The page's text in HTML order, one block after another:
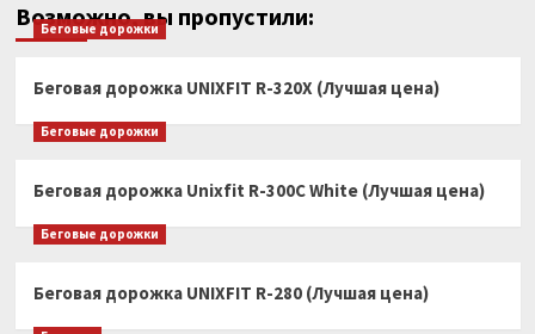
Возможно, вы пропустили:
Беговые дорожки
Беговая дорожка UNIXFIT R-320X (Лучшая цена)
Беговые дорожки
Беговая дорожка Unixfit R-300C White (Лучшая цена)
Беговые дорожки
Беговая дорожка UNIXFIT R-280 (Лучшая цена)